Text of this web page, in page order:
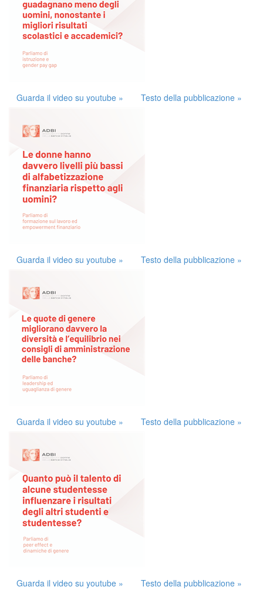
Guarda il video su youtube » Testo della pubblicazione »
Guarda il video su youtube » Testo della pubblicazione »
Guarda il video su youtube » Testo della pubblicazione »
Guarda il video su youtube » Testo della pubblicazione »